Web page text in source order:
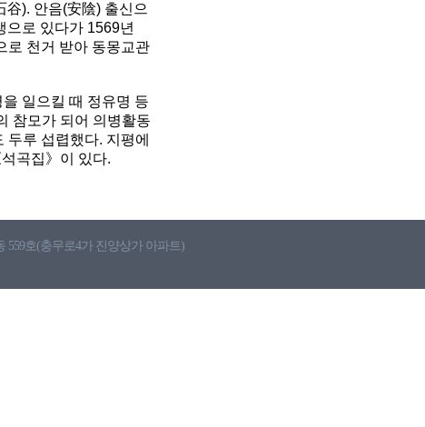
). 안음(安陰) 출신으
으로 있다가 1569년
로 천거 받아 동몽교관
일으킬 때 정유명 등
참모가 되어 의병활동
두루 섭렵했다. 지평에
곡집》이 있다.
559호(충무로4가 진양상가 아파트)